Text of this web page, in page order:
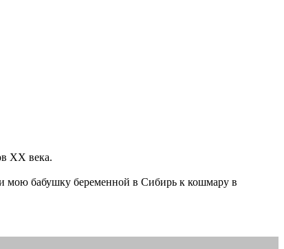
XX века.
мою бабушку беременной в Сибирь к кошмару в